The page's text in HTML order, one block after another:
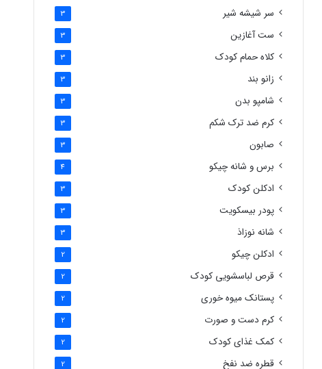
سر شیشه شیر 3
ست آغازین 3
کلاه حمام کودک 3
زانو بند 3
شامپو بدن 3
کرم ضد ترک شکم 3
صابون 3
برس و شانه چیکو 4
ادکلن کودک 3
پودر بیسکویت 3
شانه نوزاذ 3
ادکلن چیکو 2
قرص لباسشویی کودک 2
پستانک میوه خوری 2
کرم دست و صورت 2
کمک غذای کودک 2
قطره ضد نفخ 2